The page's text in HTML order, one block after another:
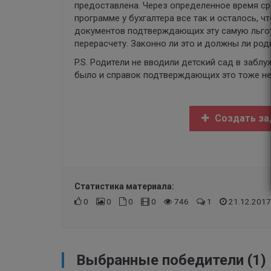
предоставлена. Через определенное время
программе у бухгалтера все так и осталось,
документов подтверждающих эту самую
перерасчету. Законно ли это и должны ли
P.S. Родители не вводили детский сад в
было и справок подтверждающих это тоже не
Создать
Статистика материала:
0
0 0 0 746 1
Выбранные победители (1)